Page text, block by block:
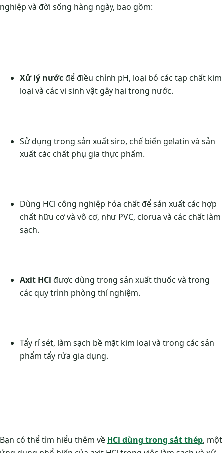
nghiệp và đời sống hàng ngày, bao gồm:
Xử lý nướcđể điều chỉnh pH, loại bỏ các tạp chất kim
loại và các vi sinh vật gây hại trong nước.
Sử dụng trong sản xuất siro, chế biến gelatin và sản
xuất các chất phụ gia thực phẩm.
Dùng HCl công nghiệp hóa chất để sản xuất các hợp
chất hữu cơ và vô cơ, như PVC, clorua và các chất làm
sạch.
Axit HCl được dùng trong sản xuất thuốc và trong
các quy trình phòng thí nghiệm.
Tẩy rỉ sét, làm sạch bề mặt kim loại và trong các sản
phẩm tẩy rửa gia dụng.
Bạn có thể tìm hiểu thêm về HCl dùng trong sắt thép, một